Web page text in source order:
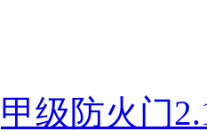
甲级防火门